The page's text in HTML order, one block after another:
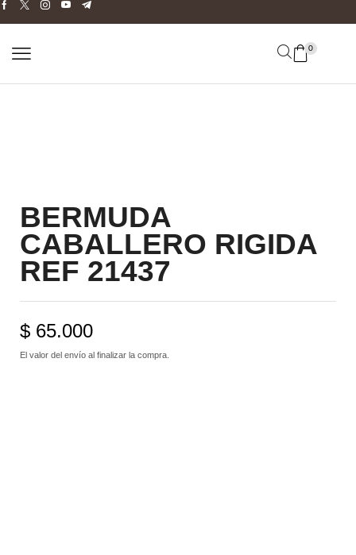
0
BERMUDA
CABALLERO RIGIDA
REF 21437
$ 65.000
El valor del envío al finalizar la compra.